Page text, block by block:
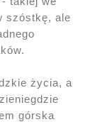
szóstkę, ale
życia, a
górska